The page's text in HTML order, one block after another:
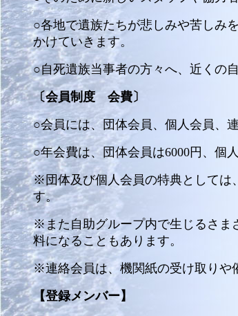
○各地で遺族たちが悲しみや苦しみ
かけていきます。
○自死遺族当事者の方々へ、近くの
〔会員制度 会費〕
○会員には、団体会員、個人会員、
○年会費は、団体会員は6000円、個
※団体及び個人会員の特典としては
す。
※また自助グループ内で生じるさま
料になることもあります。
※連絡会員は、機関紙の受け取りや
【登録メンバー】